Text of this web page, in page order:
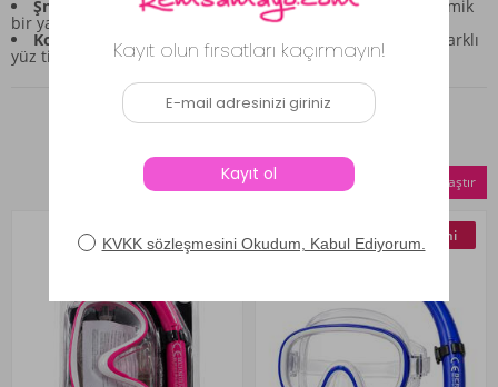
Şnorkel Tasarımı:Nefes alma kolaylığı sağlayan ergonomik
bir yapıya sahiptir.
Konfor ve Uyum: Ayarlanabilir baş bantları sayesinde farklı
yüz tiplerine uyum sağlar.
Seçilenleri Karşılaştır
Yeni